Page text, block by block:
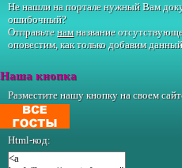
Не нашли на портале нужный Вам
ошибочный?
Отправьтенамназвание
оповестим, как только добавим
Наша кнопка
Разместите нашу кнопку на своем
Html-код: